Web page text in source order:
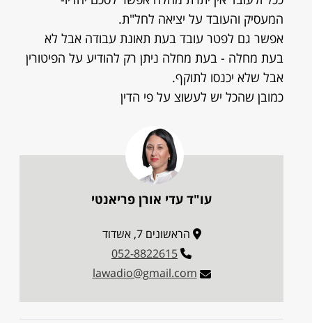
המעסיק והעובד על יציאה לחל"ת.
אפשר גם לפטר עובד בעת תאונת עבודה אבל לא
בעת מחלה - בעת מחלה ניתן רק להודיע על הפיטורין
אבל שלא יכנסו לתוקף.
כמובן שהכל יש לעשוצ על פי הדין
עו"ד עדי אורן פריאנטי
הראשונים 7, אשדוד
052-8822615
lawadio@gmail.com